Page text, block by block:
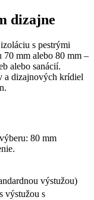
dizajne
s pestrými
mm alebo 80 mm –
alebo sanácií.
a dizajnových krídiel
80 mm
výstužou)
s výstužou s